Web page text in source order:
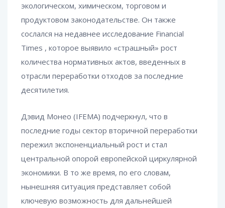
экологическом, химическом, торговом и
продуктовом законодательстве. Он также
сослался на недавнее исследование Financial
Times , которое выявило «страшный» рост
количества нормативных актов, введенных в
отрасли переработки отходов за последние
десятилетия.
Дэвид Монео (IFEMA) подчеркнул, что в
последние годы сектор вторичной переработки
пережил экспоненциальный рост и стал
центральной опорой европейской циркулярной
экономики. В то же время, по его словам,
нынешняя ситуация представляет собой
ключевую возможность для дальнейшей